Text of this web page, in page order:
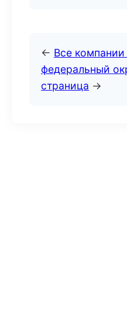
← Все
федеральный
страница →